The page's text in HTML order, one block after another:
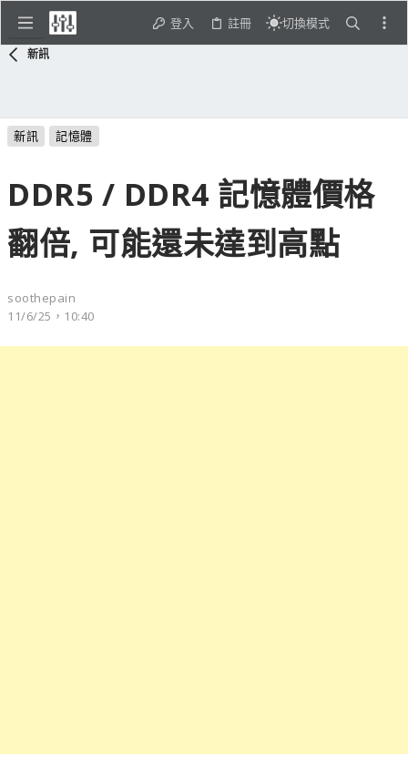
登入 註冊 切換模式
新訊
新訊 記憶體
DDR5 / DDR4 記憶體價格
翻倍, 可能還未達到高點
soothepain
11/6/25，10:40